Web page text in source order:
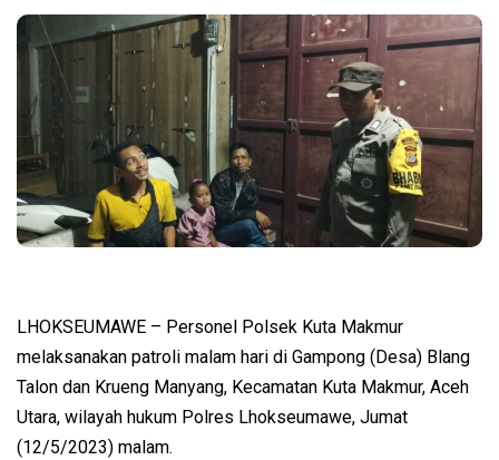
LHOKSEUMAWE – Personel Polsek Kuta Makmur
melaksanakan patroli malam hari di Gampong (Desa) Blang
Talon dan Krueng Manyang, Kecamatan Kuta Makmur, Aceh
Utara, wilayah hukum Polres Lhokseumawe, Jumat
(12/5/2023) malam.